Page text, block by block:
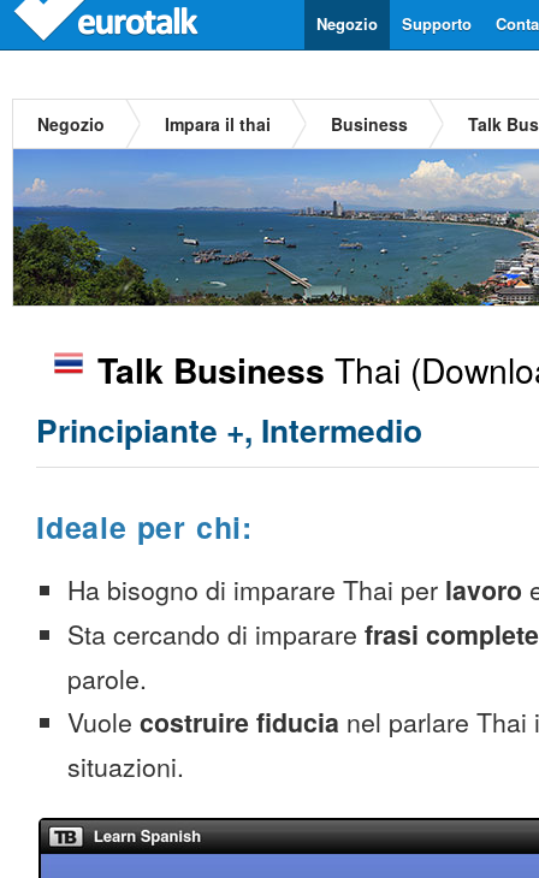
Supporto
Negozio
Negozio Impara il thai Business Talk
Talk Business Thai
Principiante +, Intermedio
Ideale per chi:
Ha bisogno di imparare Thai per lavoro
Sta cercando di imparare frasi complete
parole.
Vuole costruire fiducia nel parlare Thai
situazioni.